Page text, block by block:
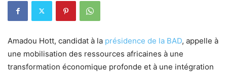
Amadou Hott, candidat à la présidence de la BAD, appelle à
une mobilisation des ressources africaines à une
transformation économique profonde et à une intégration